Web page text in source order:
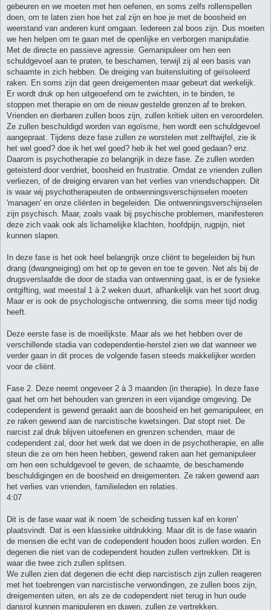
gebeuren en we moeten met hen oefenen, en soms zelfs rollenspellen
doen, om te laten zien hoe het zal zijn en hoe je met de boosheid en
weerstand van anderen kunt omgaan. Iedereen zal boos zijn. Dus moeten
we hen helpen om te gaan met de openlijke en verborgen manipulatie.
Met de directe en passieve agressie. Gemanipuleer om hen een
schuldgevoel aan te praten, te beschamen, terwijl zij al een basis van
schaamte in zich hebben. De dreiging van buitensluiting of geïsoleerd
raken. En soms zijn dat geen dreigementen maar gebeurt dat werkelijk.
Er wordt druk op hen uitgeoefend om te zwichten, in te binden, te
stoppen met therapie en om de nieuw gestelde grenzen af te breken.
Vrienden en dierbaren zullen boos zijn, zullen kritiek uiten en veroordelen.
Ze zullen beschuldigd worden van egoïsme, hen wordt een schuldgevoel
aangepraat. Tijdens deze fase zullen ze worstelen met zelftwijfel, zie ik
het wel goed? doe ik het wel goed? heb ik het wel goed gedaan? enz.
Daarom is psychotherapie zo belangrijk in deze fase. Ze zullen worden
geteisterd door verdriet, boosheid en frustratie. Omdat ze vrienden zullen
verliezen, of de dreiging ervaren van het verlies van vriendschappen. Dit
is waar wij psychotherapeuten de ontwenningsverschijnselen moeten
'managen' en onze cliënten in begeleiden. Die ontwenningsverschijnselen
zijn psychisch. Maar, zoals vaak bij psychische problemen, manifesteren
deze zich vaak ook als lichamelijke klachten, hoofdpijn, rugpijn, niet
kunnen slapen.
In deze fase is het ook heel belangrijk onze cliënt te begeleiden bij hun
drang (dwangneiging) om het op te geven en toe te geven. Net als bij de
drugsverslaafde die door de stadia van ontwenning gaat, is er de fysieke
ontgifting, wat meestal 1 à 2 weken duurt, afhankelijk van het soort drug.
Maar er is ook de psychologische ontwenning, die soms meer tijd nodig
heeft.
Deze eerste fase is de moeilijkste. Maar als we het hebben over de
verschillende stadia van codependentie-herstel zien we dat wanneer we
verder gaan in dit proces de volgende fasen steeds makkelijker worden
voor de cliënt.
Fase 2. Deze neemt ongeveer 2 à 3 maanden (in therapie). In deze fase
gaat het om het behouden van grenzen in een vijandige omgeving. De
codependent is gewend geraakt aan de boosheid en het gemanipuleer, en
ze raken gewend aan de narcistische kwetsingen. Dat stopt niet. De
narcist zal druk blijven uitoefenen en grenzen schenden, maar de
codependent zal, door het werk dat we doen in de psychotherapie, en alle
steun die ze om hen heen hebben, gewend raken aan het gemanipuleer
om hen een schuldgevoel te geven, de schaamte, de beschamende
beschuldigingen en de boosheid en dreigementen. Ze raken gewend aan
het verlies van vrienden, familieleden en relaties.
4:07
Dit is de fase waar wat ik noem 'de scheiding tussen kaf en koren'
plaatsvindt. Dat is een klassieke uitdrukking. Maar dit is de fase waarin
de mensen die echt van de codependent houden boos zullen worden. En
degenen die niet van de codependent houden zullen vertrekken. Dit is
waar die twee zich zullen splitsen.
We zullen zien dat degenen die echt diep narcistisch zijn zullen reageren
met het toebrengen van narcistische verwondingen, ze zullen boos zijn,
dreigementen uiten, en als ze de codependent niet terug in hun oude
dansrol kunnen manipuleren en duwen, zullen ze vertrekken.